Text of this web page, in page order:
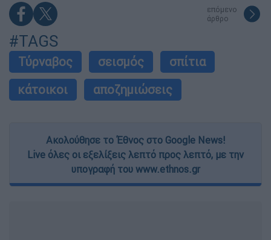
επόμενο
άρθρο
#TAGS
Τύρναβος σεισμός
σπίτια
κάτοικοι
αποζημιώσεις
Ακολούθησε το Έθνος στο Google News!
Live όλες οι εξελίξεις λεπτό προς λεπτό, με την
υπογραφή του www.ethnos.gr